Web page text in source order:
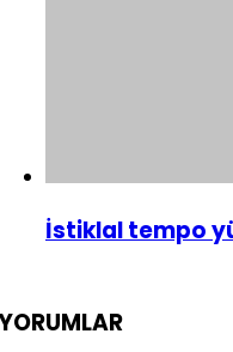
İstiklal tempo